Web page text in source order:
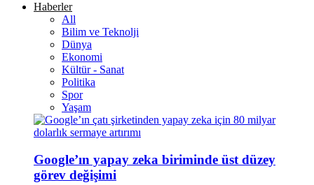
Haberler
All
Bilim ve Teknolji
Dünya
Ekonomi
Kültür - Sanat
Politika
Spor
Yaşam
Google’ın yapay zeka biriminde üst düzey
görev değişimi